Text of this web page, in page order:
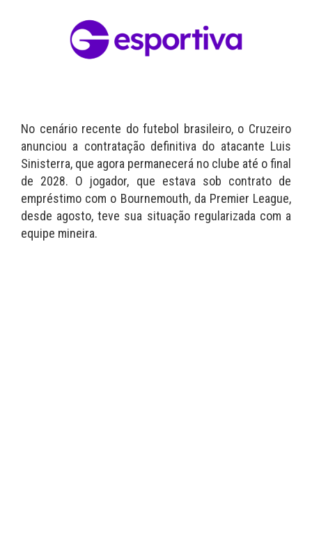
No cenário recente do futebol brasileiro, o Cruzeiro
anunciou a contratação definitiva do atacante Luis
Sinisterra, que agora permanecerá no clube até o final
de 2028. O jogador, que estava sob contrato de
empréstimo com o Bournemouth, da Premier League,
desde agosto, teve sua situação regularizada com a
equipe mineira.